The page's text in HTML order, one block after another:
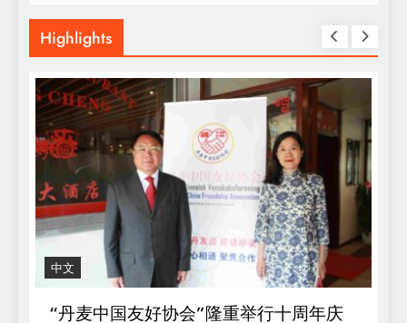
Highlights
中文
“丹麦中国友好协会”隆重举行十周年庆